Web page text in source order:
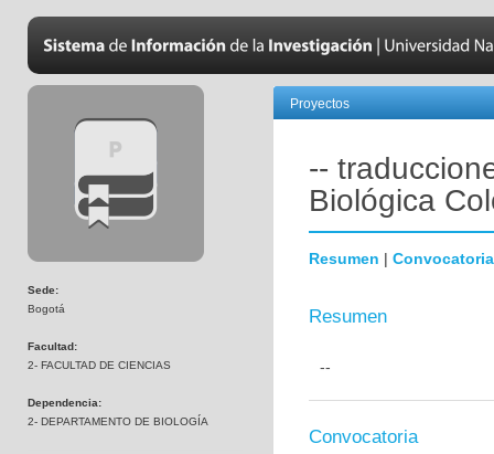
Sede:
Bogotá
Facultad:
2- FACULTAD DE CIENCIAS
Dependencia:
2- DEPARTAMENTO DE BIOLOGÍA
Proyectos
--
Biológica
Resumen | Convocatoria
Resumen
--
Convocatoria